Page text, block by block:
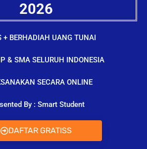
2026
+ BERHADIAH UANG TUNAI
& SMA SELURUH INDONESIA
SECARA ONLINE
By : Smart Student
DAFTAR GRATISS